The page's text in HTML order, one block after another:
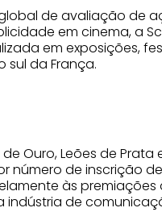
de avaliação de
em cinema, a
em exposições,
sul da França.
Ouro, Leões de
de inscrição
às premiações
de